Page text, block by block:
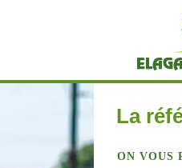
La
ON VOUS